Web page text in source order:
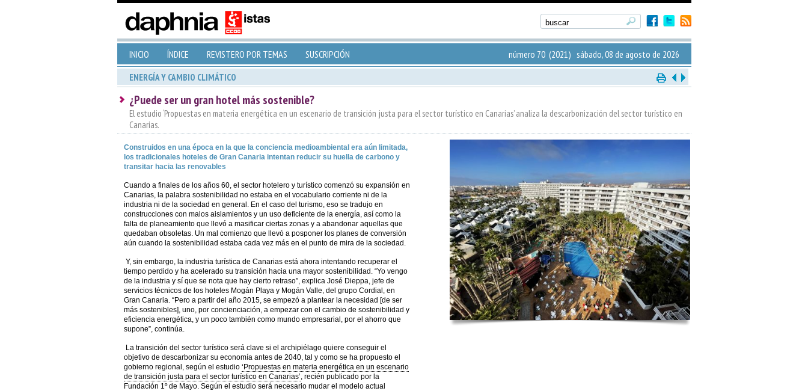
INICIO ÍNDICE REVISTERO POR TEMAS SUSCRIPCIÓN número 70 (2021) sábado, 08 de agosto de 2026
ENERGÍA Y CAMBIO CLIMÁTICO
¿Puede ser un gran hotel más sostenible?
El estudio ‘Propuestas en materia energética en un escenario de transición justa para el sector turístico en Canarias’ analiza la descarbonización del sector turístico en
Canarias.
Construidos en una época en la que la conciencia medioambiental era aún limitada,
los tradicionales hoteles de Gran Canaria intentan reducir su huella de carbono y
transitar hacia las renovables
Cuando a finales de los años 60, el sector hotelero y turístico comenzó su expansión en
Canarias, la palabra sostenibilidad no estaba en el vocabulario corriente ni de la
industria ni de la sociedad en general. En el caso del turismo, eso se tradujo en
construcciones con malos aislamientos y un uso deficiente de la energía, así como la
falta de planeamiento que llevó a masificar ciertas zonas y a abandonar aquellas que
quedaban obsoletas. Un mal comienzo que llevó a posponer los planes de conversión
aún cuando la sostenibilidad estaba cada vez más en el punto de mira de la sociedad.
Y, sin embargo, la industria turística de Canarias está ahora intentando recuperar el
tiempo perdido y ha acelerado su transición hacia una mayor sostenibilidad. “Yo vengo
de la industria y sí que se nota que hay cierto retraso”, explica José Dieppa, jefe de
servicios técnicos de los hoteles Mogán Playa y Mogán Valle, del grupo Cordial, en
Gran Canaria. “Pero a partir del año 2015, se empezó a plantear la necesidad [de ser
más sostenibles], uno, por concienciación, a empezar con el cambio de sostenibilidad y
eficiencia energética, y un poco también como mundo empresarial, por el ahorro que
supone”, continúa.
La transición del sector turístico será clave si el archipiélago quiere conseguir el
objetivo de descarbonizar su economía antes de 2040, tal y como se ha propuesto el
gobierno regional, según el estudio ‘Propuestas en materia energética en un escenario
de transición justa para el sector turístico en Canarias’, recién publicado por la
Fundación 1º de Mayo. Según el estudio será necesario mudar el modelo actual